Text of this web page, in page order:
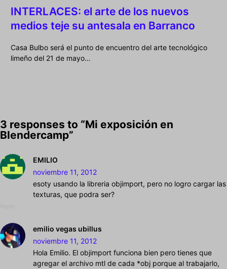
INTERLACES: el arte de los nuevos
medios teje su antesala en Barranco
Casa Bulbo será el punto de encuentro del arte tecnológico
limeño del 21 de mayo…
3 responses to “Mi exposición en
Blendercamp”
EMILIO
noviembre 11, 2012
esoty usando la libreria objimport, pero no logro cargar las
texturas, que podra ser?
emilio vegas ubillus
noviembre 11, 2012
Hola Emilio. El objimport funciona bien pero tienes que
agregar el archivo mtl de cada *obj porque al trabajarlo,